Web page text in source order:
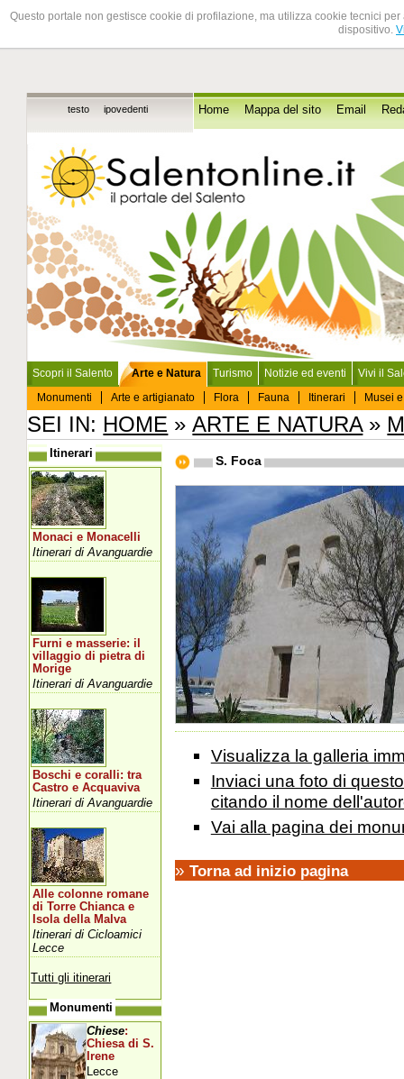
Questo portale non gestisce cookie di profilazione, ma utilizza cookie tecnici
dispositivo.
testo ipovedenti Home Mappa del sito Email
Scopri il Salento
Arte e Natura
Monumenti
Arte e artigianato Flora Fauna Itinerari Musei
Turismo Notizie ed eventi Vivi il
SEI IN: HOME »ARTE E NATURA»
S. Foca
Visualizza la galleria
Inviaci una foto di
citando il nome
Vai alla pagina dei
» Torna ad inizio pagina
Itinerari
Monaci e Monacelli
Itinerari di Avanguardie
Furni e masserie: il
villaggio di pietra di
Morige
Itinerari di Avanguardie
Boschi e coralli: tra
Castro e Acquaviva
Itinerari di Avanguardie
Alle colonne romane
di Torre Chianca e
Isola della Malva
Itinerari di Cicloamici
Lecce
Tutti gli itinerari
Monumenti
Chiese:
Chiesa di S.
Irene
Lecce